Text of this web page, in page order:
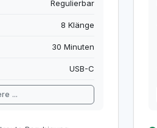
Regulierbar
8 Klänge
30 Minuten
USB-C
...